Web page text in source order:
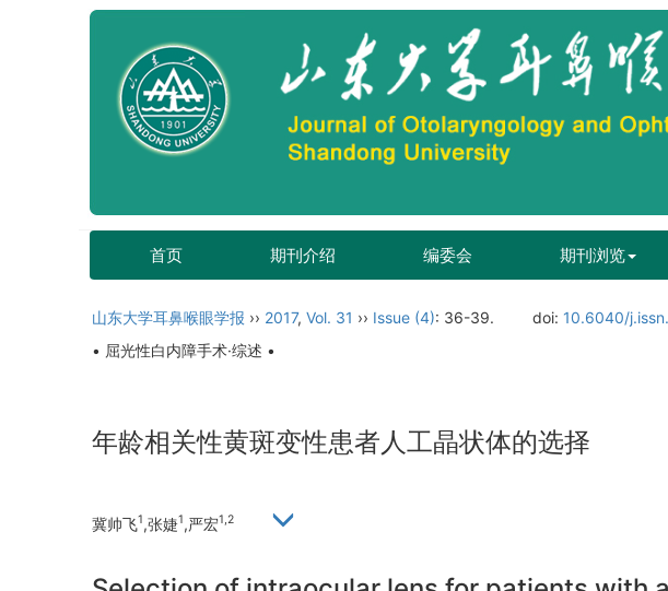
首页 期刊介绍 编委会 期刊浏览
山东大学耳鼻喉眼学报 ›› 2017, Vol. 31 ›› Issue (4): 36-39. doi: 10.6040/
• 屈光性白内障手术·综述 •
年龄相关性黄斑变性患者人工晶状体的选择
冀帅飞1,张婕1,严宏1,2